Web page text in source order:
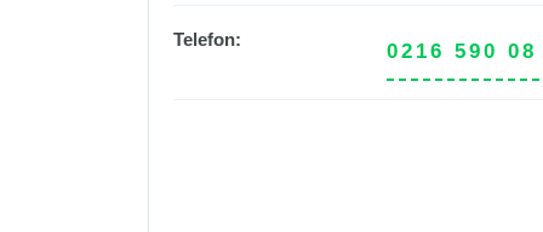
Telefon:
0216 590 08